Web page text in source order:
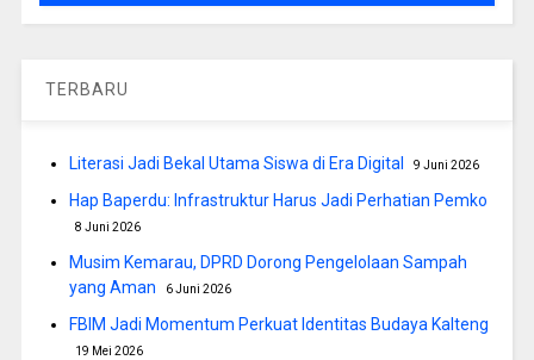
TERBARU
Literasi Jadi Bekal Utama Siswa di Era Digital 9 Juni 2026
Hap Baperdu: Infrastruktur Harus Jadi Perhatian Pemko
8 Juni 2026
Musim Kemarau, DPRD Dorong Pengelolaan Sampah
yang Aman
6 Juni 2026
FBIM Jadi Momentum Perkuat Identitas Budaya Kalteng
19 Mei 2026